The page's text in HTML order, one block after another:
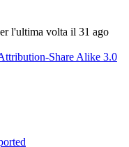
l'ultima volta il 31 ago
Share Alike 3.0